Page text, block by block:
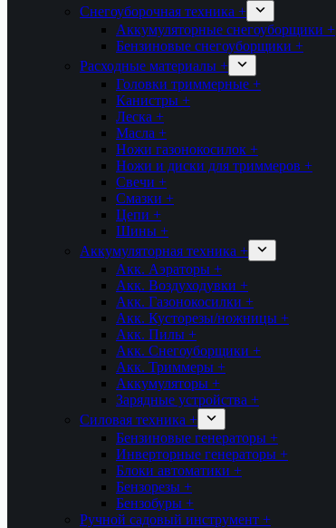
Снегоуборочная техника +
Аккумуляторные снегоуборщики +
Бензиновые снегоуборщики +
Расходные материалы +
Головки триммерные +
Канистры +
Леска +
Масла +
Ножи газонокосилок +
Ножи и диски для триммеров +
Свечи +
Смазки +
Цепи +
Шины +
Аккумуляторная техника +
Акк. Аэраторы +
Акк. Воздуходувки +
Акк. Газонокосилки +
Акк. Кусторезы/ножницы +
Акк. Пилы +
Акк. Снегоуборщики +
Акк. Триммеры +
Аккумуляторы +
Зарядные устройства +
Силовая техника +
Бензиновые генераторы +
Инверторные генераторы +
Блоки автоматики +
Бензорезы +
Бензобуры +
Ручной садовый инструмент +